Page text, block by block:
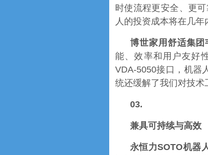
时使流程更安全、更
人的投资成本将在几年
博世家用舒适集
能、效率和用户友好
VDA-5050接口，机器
统还缓解了我们对技术
03.
兼具可持续与高效
永恒力SOTO机器